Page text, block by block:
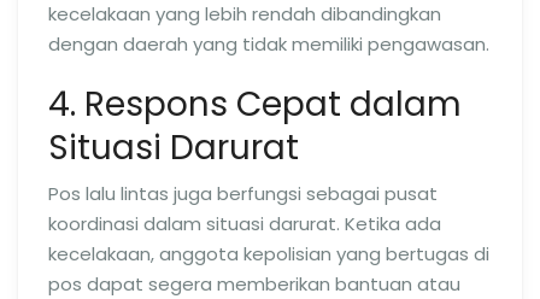
kecelakaan yang lebih rendah dibandingkan
dengan daerah yang tidak memiliki pengawasan.
4. Respons Cepat dalam
Situasi Darurat
Pos lalu lintas juga berfungsi sebagai pusat
koordinasi dalam situasi darurat. Ketika ada
kecelakaan, anggota kepolisian yang bertugas di
pos dapat segera memberikan bantuan atau